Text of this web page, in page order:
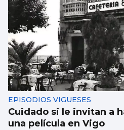
EPISODIOS VIGUESES
Cuidado si le invitan a
una película en Vigo